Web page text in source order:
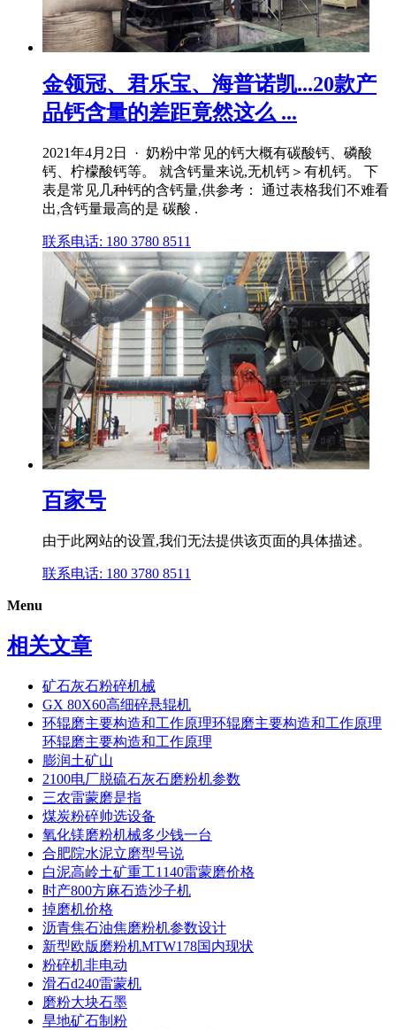
金领冠、君乐宝、海普诺凯...20款产
品钙含量的差距竟然这么 ...
2021年4月2日 · 奶粉中常见的钙大概有碳酸钙、磷酸
钙、柠檬酸钙等。 就含钙量来说,无机钙＞有机钙。 下
表是常见几种钙的含钙量,供参考： 通过表格我们不难看
出,含钙量最高的是 碳酸 .
联系电话: 180 3780 8511
百家号
由于此网站的设置,我们无法提供该页面的具体描述。
联系电话: 180 3780 8511
Menu
相关文章
矿石灰石粉碎机械
GX 80X60高细碎悬辊机
环辊磨主要构造和工作原理环辊磨主要构造和工作原理
环辊磨主要构造和工作原理
膨润土矿山
2100电厂脱硫石灰石磨粉机参数
三农雷蒙磨是指
煤炭粉碎帅选设备
氧化镁磨粉机械多少钱一台
合肥院水泥立磨型号说
白泥高岭土矿重工1140雷蒙磨价格
时产800方麻石造沙子机
掉磨机价格
沥青焦石油焦磨粉机参数设计
新型欧版磨粉机MTW178国内现状
粉碎机非电动
滑石d240雷蒙机
磨粉大块石墨
旱地矿石制粉